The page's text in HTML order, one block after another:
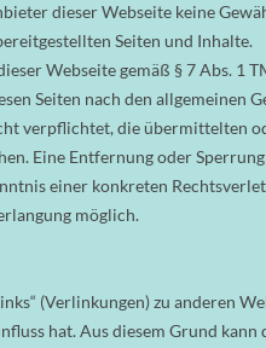
dieser Webseite keine
Seiten und Inhalte.
Webseite gemäß § 7 Abs. 1
Seiten nach den allgemeinen
verpflichtet, die übermittelten
Eine Entfernung oder
einer konkreten
möglich.
(Verlinkungen) zu anderen
hat. Aus diesem Grund